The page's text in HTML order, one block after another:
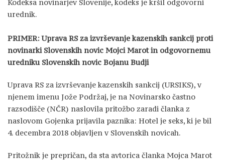
Kodeksa novinarjev Slovenije, kodeks je kršil odgovorni
urednik.
PRIMER: Uprava RS za izvrševanje kazenskih sankcij proti
novinarki Slovenskih novic Mojci Marot in odgovornemu
uredniku Slovenskih novic Bojanu Budji
Uprava RS za izvrševanje kazenskih sankcij (URSIKS), v
njenem imenu Jože Podržaj, je na Novinarsko častno
razsodišče (NČR) naslovila pritožbo zaradi članka z
naslovom Gojenka prijavila paznika: Hotel je seks, ki je bil
4. decembra 2018 objavljen v Slovenskih novicah.
Pritožnik je prepričan, da sta avtorica članka Mojca Marot